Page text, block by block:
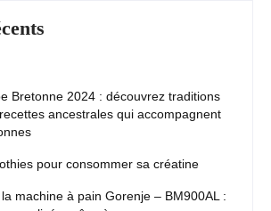
Bretonne 2024 : découvrez traditions
ancestrales qui accompagnent
pour consommer sa créatine
machine à pain Gorenje – BM900AL :